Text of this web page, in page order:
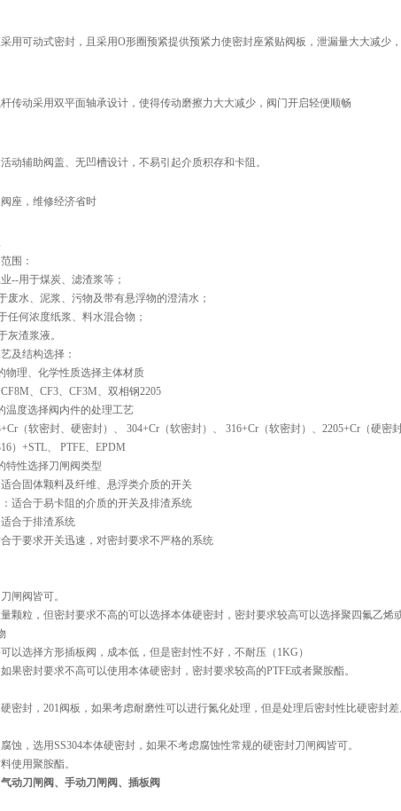
用可动式密封，且采用O形圈预紧提供预紧力使密封座紧贴阀板，泄漏量大大减少
传动采用双平面轴承设计，使得传动磨擦力大大减少，阀门开启轻便顺畅
动辅助阀盖、无凹槽设计，不易引起介质积存和卡阻。
座，维修经济省时
围：
--用于煤炭、滤渣浆等；
废水、泥浆、污物及带有悬浮物的澄清水；
任何浓度纸浆、料水混合物；
灰渣浆液。
及结构选择：
物理、化学性质选择主体材质
、CF3、CF3M、双相钢2205
温度选择阀内件的处理工艺
（软密封、硬密封）、 304+Cr（软密封）、 316+Cr（软密封）、2205+Cr（硬密封
）+STL、 PTFE、EPDM
特性选择刀闸阀类型
合固体颗料及纤维、悬浮类介质的开关
适合于易卡阻的介质的开关及排渣系统
合于排渣系统
于要求开关迅速，对密封要求不严格的系统
闸阀皆可。
颗粒，但密封要求不高的可以选择本体硬密封，密封要求较高可以选择聚四氟乙烯
以选择方形插板阀，成本低，但是密封性不好，不耐压（1KG）
果密封要求不高可以使用本体硬密封，密封要求较高的PTFE或者聚胺酯。
密封，201阀板，如果考虑耐磨性可以进行氮化处理，但是处理后密封性比硬密封差
蚀，选用SS304本体硬密封，如果不考虑腐蚀性常规的硬密封刀闸阀皆可。
使用聚胺酯。
动刀闸阀、手动刀闸阀、插板阀